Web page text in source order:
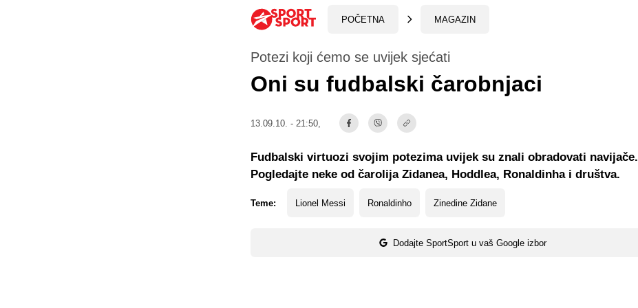
POČETNA MAGAZIN
Potezi koji ćemo se uvijek sjećati
Oni su fudbalski čarobnjaci
13.09.10. - 21:50,
Teme: Lionel Messi Ronaldinho Zinedine Zidane
Dodajte SportSport u vaš Google izbor
Fudbalski virtuozi svojim potezima uvijek su znali obradovati navijače.
Pogledajte neke od čarolija Zidanea, Hoddlea, Ronaldinha i društva.